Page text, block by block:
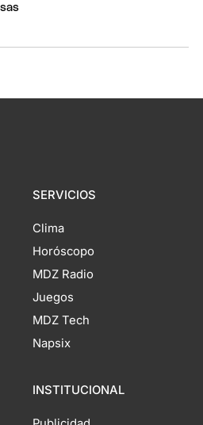
SERVICIOS
Clima
Horóscopo
MDZ Radio
Juegos
MDZ Tech
Napsix
INSTITUCIONAL